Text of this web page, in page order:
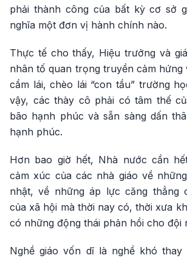
phải thành công của bất kỳ cơ sở
nghĩa một đơn vị hành chính nào.
Thực tế cho thấy, Hiệu trưởng và
nhân tố quan trọng truyền cảm hứng
cầm lái, chèo lái “con tầu” trường
vậy, các thày cô phải có tâm thế
bão hạnh phúc và sẵn sàng dấn
hạnh phúc.
Hơn bao giờ hết, Nhà nước cần
cảm xúc của các nhà giáo về
nhật, về những áp lực căng thẳng
của xã hội mà thời nay có, thời xưa
có những động thái phản hồi cho đội
Nghề giáo vốn dĩ là nghề khó